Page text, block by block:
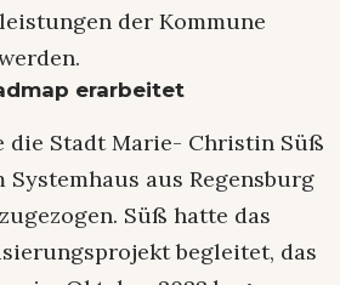
der Kommune
erarbeitet
die Stadt Marie- Christin Süß
Systemhaus aus Regensburg
Süß hatte das
begleitet, das